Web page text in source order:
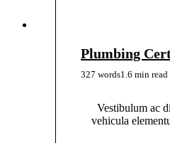
Plumbing
327 words1.6 min read
Vestibulum ac
vehicula